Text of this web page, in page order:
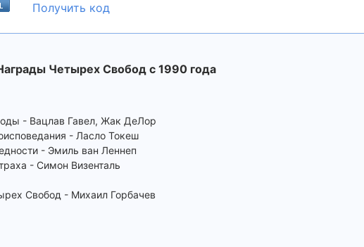
Получить код
Четырех Свобод с 1990 года
- Вацлав Гавел, Жак ДеЛор
- Ласло Токеш
- Эмиль ван Леннеп
- Симон Визенталь
Свобод - Михаил Горбачев